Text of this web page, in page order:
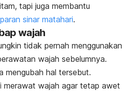
tapi juga membantu
sinar matahari.
wajah
tidak pernah menggunakan
wajah sebelumnya.
mengubah hal tersebut.
merawat wajah agar tetap awet